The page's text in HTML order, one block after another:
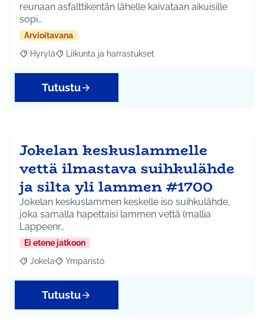
reunaan asfalttikentän lähelle kaivataan aikuisille
sopi…
Arvioitavana
Rajaa tulokset aihepiirin mukaan: Hyrylä
Hyrylä Rajaa tulokset teeman mukaan: Liikunta ja
Liikunta ja harrastukset
Tutustu
Jokelan keskuslammelle
vettä ilmastava suihkulähde
ja silta yli lammen #1700
Jokelan keskuslammen keskelle iso suihkulähde,
joka samalla hapettaisi lammen vettä (mallia
Lappeenr…
Ei etene jatkoon
Rajaa tulokset aihepiirin mukaan: Jokela
Jokela Rajaa tulokset teeman mukaan: Ympäristö
Ympäristö
Tutustu